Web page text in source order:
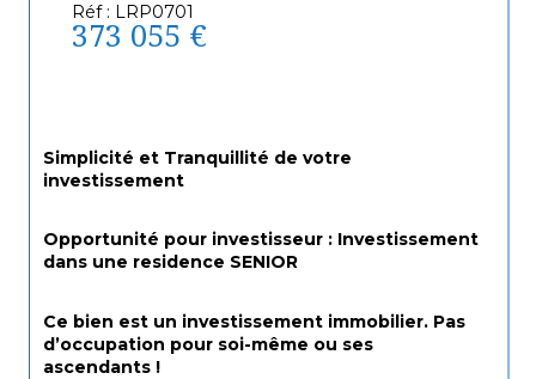
Réf : LRP0701
373 055 €
Simplicité et Tranquillité de votre
investissement
Opportunité pour investisseur : Investissement
dans une residence SENIOR
Ce bien est un investissement immobilier. Pas
d’occupation pour soi-même ou ses
ascendants !